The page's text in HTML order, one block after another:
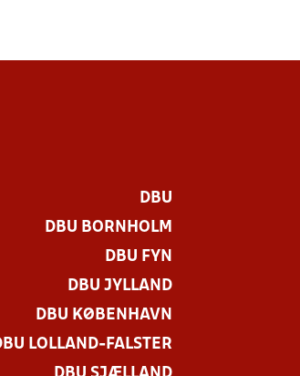
DBU
DBU BORNHOLM
DBU FYN
DBU JYLLAND
DBU KØBENHAVN
LOLLAND-FALSTER